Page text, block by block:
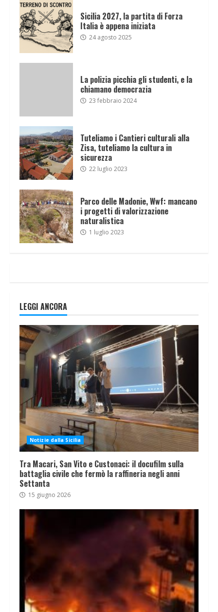
Sicilia 2027, la partita di Forza
Italia è appena iniziata
24 agosto 2025
La polizia picchia gli studenti, e la
chiamano democrazia
23 febbraio 2024
Tuteliamo i Cantieri culturali alla
Zisa, tuteliamo la cultura in
sicurezza
22 luglio 2023
Parco delle Madonie, Wwf: mancano
i progetti di valorizzazione
naturalistica
1 luglio 2023
LEGGI ANCORA
Notizie dalla Sicilia
Tra Macari, San Vito e Custonaci: il docufilm sulla
battaglia civile che fermò la raffineria negli anni
Settanta
15 giugno 2026